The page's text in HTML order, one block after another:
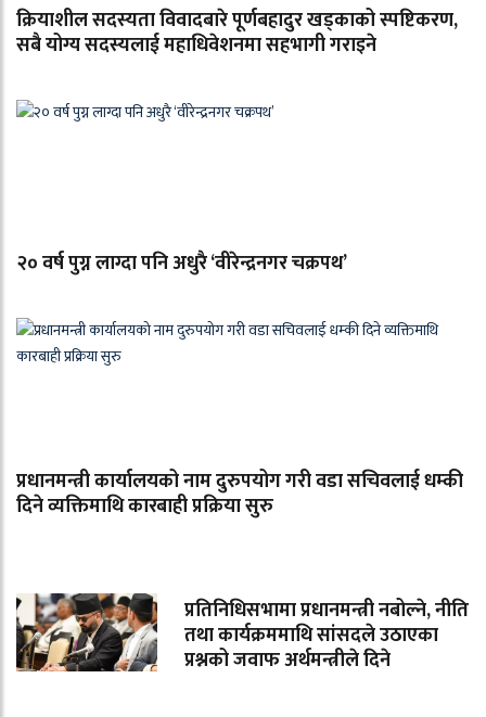
क्रियाशील सदस्यता विवादबारे पूर्णबहादुर खड्काको स्पष्टिकरण,
सबै योग्य सदस्यलाई महाधिवेशनमा सहभागी गराइने
२० वर्ष पुग्न लाग्दा पनि अधुरै ‘वीरेन्द्रनगर चक्रपथ’
प्रधानमन्त्री कार्यालयको नाम दुरुपयोग गरी वडा सचिवलाई धम्की
दिने व्यक्तिमाथि कारबाही प्रक्रिया सुरु
प्रतिनिधिसभामा प्रधानमन्त्री नबोल्ने, नीति
तथा कार्यक्रममाथि सांसदले उठाएका
प्रश्नको जवाफ अर्थमन्त्रीले दिने